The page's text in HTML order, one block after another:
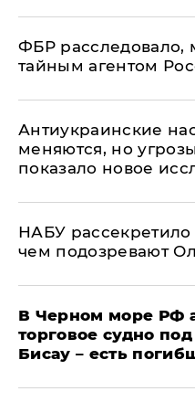
ФБР расследовало,
тайным агентом
Антиукраинские
меняются, но
показало новое
НАБУ
чем подозревают
В Черном море РФ
торговое судно
Бисау – есть